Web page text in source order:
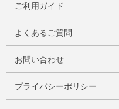
ご利用ガイド
よくあるご質問
お問い合わせ
プライバシーポリシー